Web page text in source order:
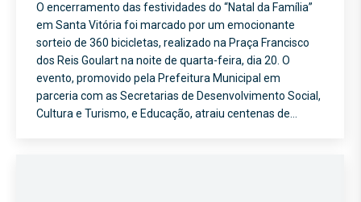
O encerramento das festividades do “Natal da Família”
em Santa Vitória foi marcado por um emocionante
sorteio de 360 bicicletas, realizado na Praça Francisco
dos Reis Goulart na noite de quarta-feira, dia 20. O
evento, promovido pela Prefeitura Municipal em
parceria com as Secretarias de Desenvolvimento Social,
Cultura e Turismo, e Educação, atraiu centenas de…